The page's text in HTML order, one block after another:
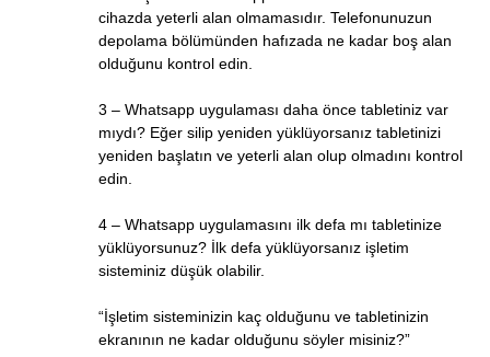
cihazda yeterli alan olmamasıdır. Telefonunuzun
depolama bölümünden hafızada ne kadar boş alan
olduğunu kontrol edin.
3 – Whatsapp uygulaması daha önce tabletiniz var
mıydı? Eğer silip yeniden yüklüyorsanız tabletinizi
yeniden başlatın ve yeterli alan olup olmadını kontrol
edin.
4 – Whatsapp uygulamasını ilk defa mı tabletinize
yüklüyorsunuz? İlk defa yüklüyorsanız işletim
sisteminiz düşük olabilir.
“İşletim sisteminizin kaç olduğunu ve tabletinizin
ekranının ne kadar olduğunu söyler misiniz?”